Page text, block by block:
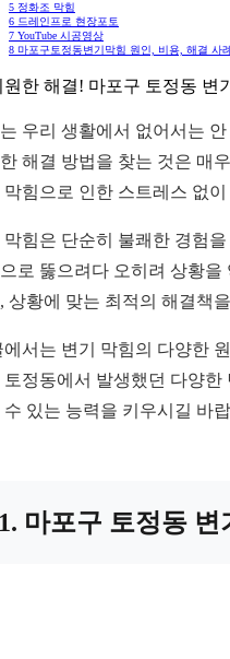
5 정화조 막힘
6 드레인프로 현장포토
7 YouTube 시공영상
8 마포구토정동변기막힘 원인, 비용, 해결 사
원한 해결! 마포구 토정동 변
우리 생활에서 없어서는
해결 방법을 찾는 것은 매
막힘으로 인한 스트레스 없
막힘은 단순히 불쾌한 경험
로 뚫으려다 오히려 상황
상황에 맞는 최적의 해결책
에서는 변기 막힘의 다양한
토정동에서 발생했던 다양한
수 있는 능력을 키우시길 바
마포구 토정동